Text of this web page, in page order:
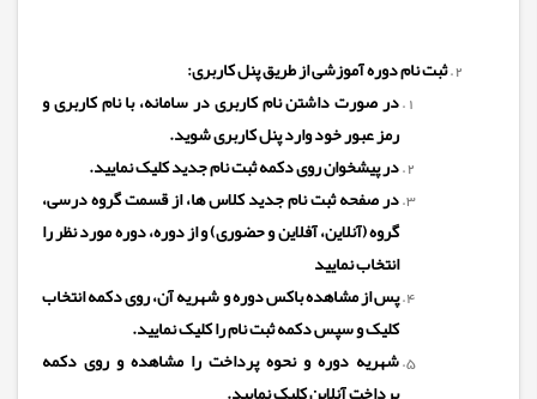
ثبت نام دوره آموزشی از طریق پنل کاربری:
در صورت داشتن نام کاربری در سامانه، با نام کاربری و
رمز عبور خود وارد پنل کاربری شوید.
در پیشخوان روی دکمه ثبت نام جدید کلیک نمایید.
در صفحه ثبت نام جدید کلاس ها، از قسمت گروه درسی،
گروه (آنلاین، آفلاین و حضوری) و از دوره، دوره مورد نظر را
انتخاب نمایید
پس از مشاهده باکس دوره و شهریه آن، روی دکمه انتخاب
کلیک و سپس دکمه ثبت نام را کلیک نمایید.
شهریه دوره و نحوه پرداخت را مشاهده و روی دکمه